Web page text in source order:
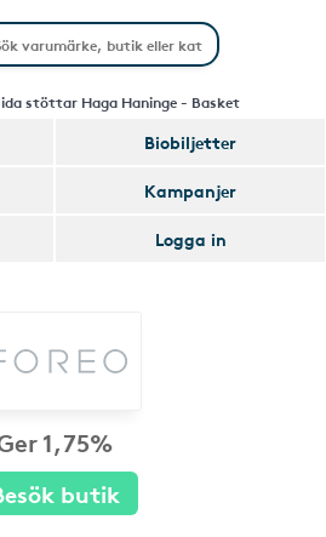
stöttar Haga Haninge - Basket
Biobiljetter
Kampanjer
Logga in
1,75%
butik